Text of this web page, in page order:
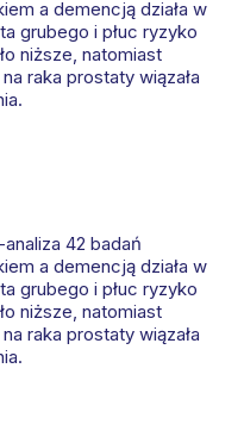
a demencją działa w
grubego i płuc ryzyko
niższe, natomiast
raka prostaty wiązała
42 badań
a demencją działa w
grubego i płuc ryzyko
niższe, natomiast
raka prostaty wiązała